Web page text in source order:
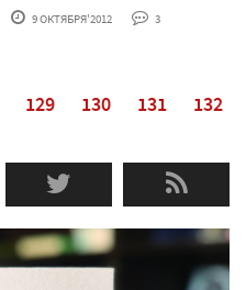
9 ОКТЯБРЯ'2012 3
129 130 131 132